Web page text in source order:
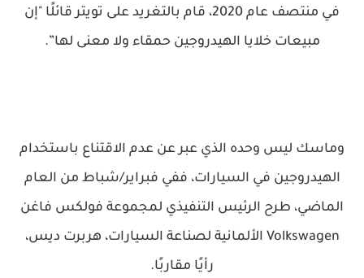
في منتصف عام 2020، قام بالتغريد على تويتر قائلًا "إن
مبيعات خلايا الهيدروجين حمقاء ولا معنى لها”.
وماسك ليس وحده الذي عبر عن عدم الاقتناع باستخدام
الهيدروجين في السيارات، ففي فبراير/شباط من العام
الماضي، طرح الرئيس التنفيذي لمجموعة فولكس فاغن
Volkswagen الألمانية لصناعة السيارات، هربرت ديس،
رأيًا مقاربًا.